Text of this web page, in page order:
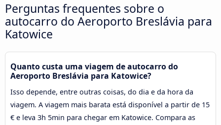
Perguntas frequentes sobre o
autocarro do Aeroporto Breslávia para
Katowice
Quanto custa uma viagem de autocarro do
Aeroporto Breslávia para Katowice?
Isso depende, entre outras coisas, do dia e da hora da
viagem. A viagem mais barata está disponível a partir de 15
€ e leva 3h 5min para chegar em Katowice. Compara as